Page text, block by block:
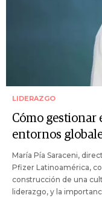
LIDERAZGO
Cómo gestionar
entornos
María Pía Saraceni,
Pfizer Latinoamérica,
construcción de una
liderazgo, y la